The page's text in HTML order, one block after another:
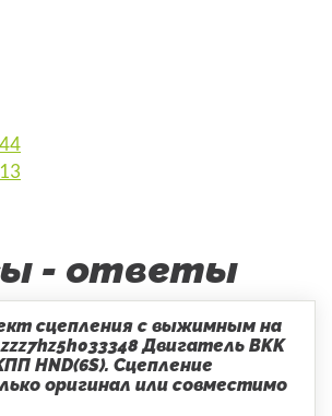
- ответы
сцепления с выжимным на
Двигатель BKK
HND(6S). Сцепление
оригинал или совместимо